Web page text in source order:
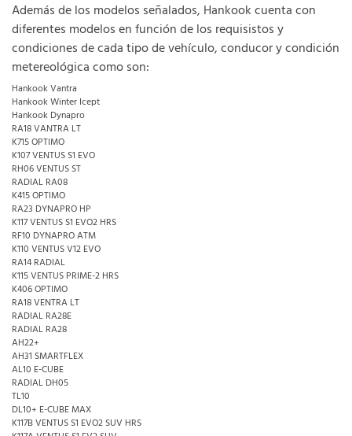
Además de los modelos señalados, Hankook cuenta con
diferentes modelos en función de los requisistos y
condiciones de cada tipo de vehículo, conducor y condición
metereológica como son:
Hankook Vantra
Hankook Winter Icept
Hankook Dynapro
RA18 VANTRA LT
K715 OPTIMO
K107 VENTUS S1 EVO
RH06 VENTUS ST
RADIAL RA08
K415 OPTIMO
RA23 DYNAPRO HP
K117 VENTUS S1 EVO2 HRS
RF10 DYNAPRO ATM
K110 VENTUS V12 EVO
RA14 RADIAL
K115 VENTUS PRIME-2 HRS
K406 OPTIMO
RA18 VENTRA LT
RADIAL RA28E
RADIAL RA28
AH22+
AH31 SMARTFLEX
AL10 E-CUBE
RADIAL DH05
TL10
DL10+ E-CUBE MAX
K117B VENTUS S1 EVO2 SUV HRS